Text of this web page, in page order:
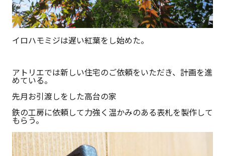
イロハモミジは遅い紅葉をし始めた。
アトリエでは新しい住宅のご依頼をいただき、計画を進
めている。
先月お引渡しをした高台の家
鉄の工房に依頼して力強く温かみのある表札を製作して
もらう。